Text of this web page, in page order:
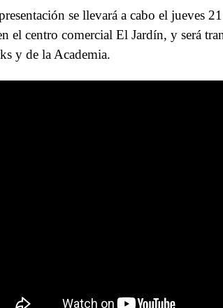
se llevará a cabo el jueves
el centro comercial El Jardín, y será
y de la Academia.